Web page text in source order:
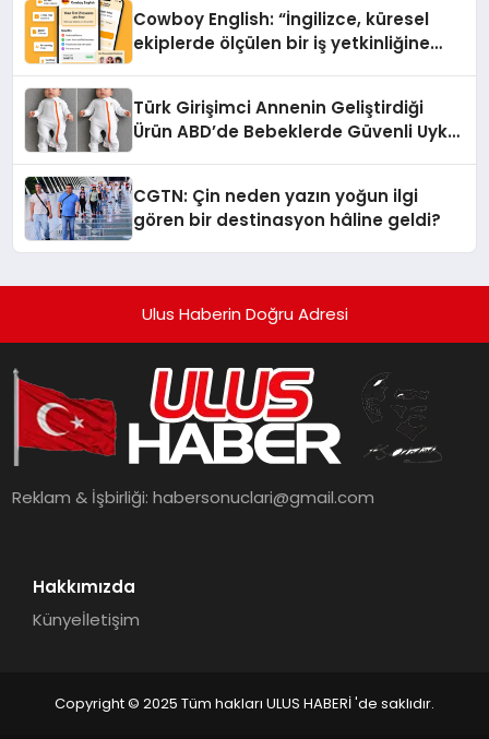
Cowboy English: “İngilizce, küresel
ekiplerde ölçülen bir iş yetkinliğine
Türk Girişimci Annenin Geliştirdiği
Ürün ABD’de Bebeklerde Güvenli Uyku
CGTN: Çin neden yazın yoğun ilgi
gören bir destinasyon hâline geldi?
Ulus Haberin Doğru Adresi
Reklam & İşbirliği:habersonuclari@gmail.com
Hakkımızda
Künyeİletişim
Copyright © 2025 Tüm hakları ULUS HABERİ 'de saklıdır.